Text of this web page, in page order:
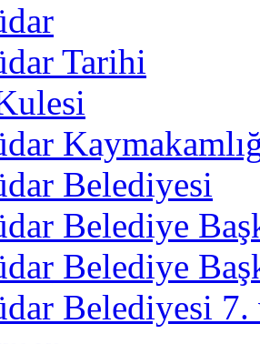
Tarihi
Belediyesi
Belediye
Belediye
Belediyesi